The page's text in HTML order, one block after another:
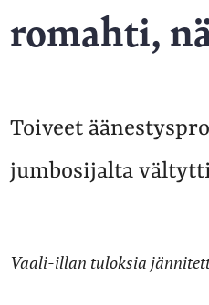
romahti,
Toiveet
jumbosijalta
Vaali-illan tuloksia